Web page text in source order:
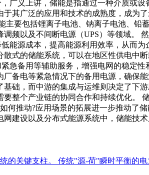
义上讲，储能是指通过一种介质或
其广泛的应用和技术的成熟度，成为
要包括锂离子电池、钠离子电池、铅
频以及不间断电源（UPS）等领域。
能源成本，提高能源利用效率，从而
式的储能系统，可以在地区性供电中
急备用等辅助服务，增强电网的稳定
备电等紧急情况下的备用电源，确保
础，而中游的集成与运维则决定了下
整个产业链的协同合作和持续优化。
推动?应用场景的拓展进一步推动了
建设以及分布式能源系统中，储能技术
的关键支柱。 传统"源-荷"瞬时平衡的